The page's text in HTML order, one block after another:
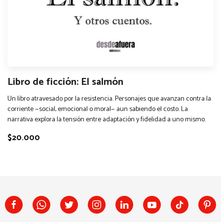
Libro de ficción: El salmón
Un libro atravesado por la resistencia. Personajes que avanzan contra la
corriente —social, emocional o moral— aun sabiendo el costo. La
narrativa explora la tensión entre adaptación y fidelidad a uno mismo.
$20.000